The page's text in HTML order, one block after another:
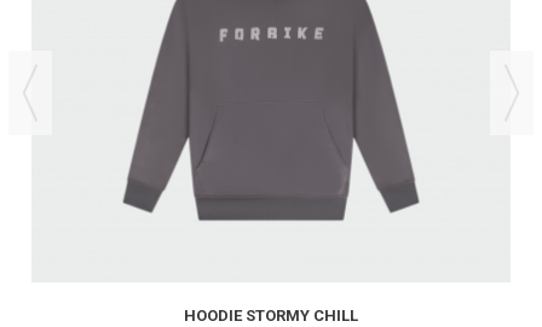
HOODIE STORMY CHILL